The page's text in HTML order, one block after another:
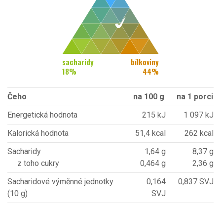
sacharidy
18%
bílkoviny
44%
Čeho na 100 g
na 1 porci
Energetická hodnota
215 kJ
1 097 kJ
Kalorická hodnota
51,4 kcal
262 kcal
Sacharidy
z toho cukry
1,64 g
0,464 g
8,37 g
2,36 g
Sacharidové výměnné jednotky
(10 g)
0,164
SVJ
0,837 SVJ